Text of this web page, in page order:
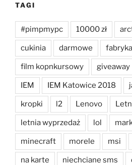
TAGI
#pimpmypc 10000 zł
cukinia darmowe fabryka
film kopnkursowy giveaway
IEM IEM Katowice 2018
kropki l2 Lenovo
letnia wyprzedaż lol
minecraft morele msi
na karte niechciane sms